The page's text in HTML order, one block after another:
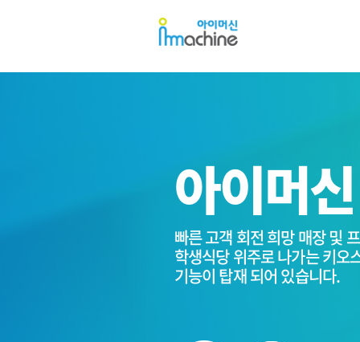
아
이
이
신
빠른 고객 회전 희망 매장 및
학생식당 위주로 나가는 키오
기능이 탑재 되어 있습니다.
아이머
밀키트, 애완용품, 아이스크
매장 위주로 나가는 키오스크
현금 결제 기능이 탑재 되어